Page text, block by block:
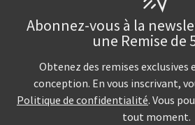
Abonnez-vous à la
une Remise de
Obtenez des remises exclusives
conception. En vous inscrivant,
Politique de confidentialité. Vous
tout moment.